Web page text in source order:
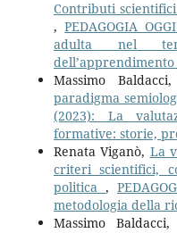
Contributi
,PEDAGOGIA
adulta nel
Massimo
paradigma
(2023): La
formative: storie,
Renata Viganò, La
criteri scientifici,
politica ,
metodologia della
Massimo